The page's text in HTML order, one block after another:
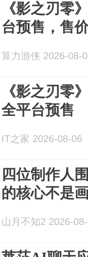
《影之刃零
台预售，售
算力游侠 2026-08-
《影之刃零
全平台预售
IT之家 2026-08-06
四位制作人
的核心不是
山月不知2 2026-